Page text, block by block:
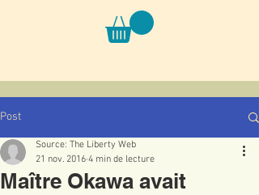
Post
Maître Okawa avait
Source: The Liberty Web
21 nov. 2016 4 min de lecture